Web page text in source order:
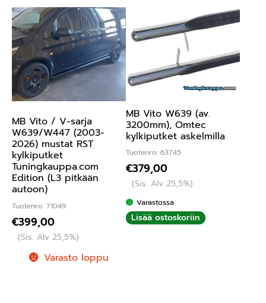
MB Vito / V-sarja
W639/W447 (2003-
2026) mustat RST
kylkiputket
Tuningkauppa.com
Edition (L3 pitkään
autoon)
Tuotenro: 71049
€399,00
(Sis. Alv 25,5%)
Varasto loppu
MB Vito W639 (av.
3200mm), Omtec
kylkiputket askelmilla
Tuotenro: 63745
€379,00
(Sis. Alv 25,5%)
Varastossa
Lisää ostoskoriin